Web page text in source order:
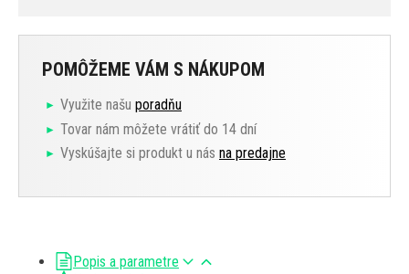
POMÔŽEME VÁM S NÁKUPOM
Využite našu poradňu
Tovar nám môžete vrátiť do 14 dní
Vyskúšajte si produkt u nás na predajne
Popis a parametre